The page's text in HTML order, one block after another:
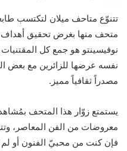
تتنوّع متاحف ميلان لتكتسب
متحف منها بغرض تحقيق
نوفيسينتو هو جمع كل المقتنيات
نفسه عرضها للزائرين مع بعض
مصدراً ثقافياً مميز.
يستمتع زوّار هذا المتحف
معروضات من الفن المعاصر،
فإن كنت من محبيّ الفنون أو